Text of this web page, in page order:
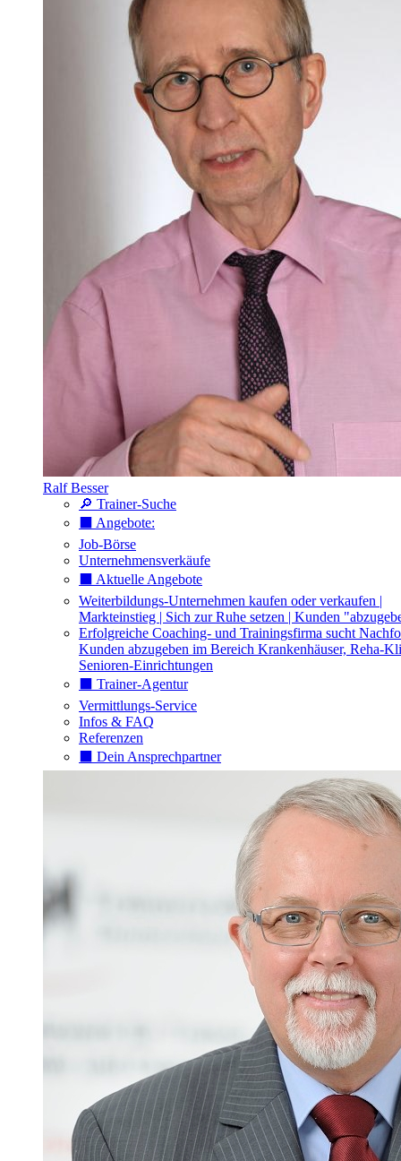
Ralf Besser
🔎 Trainer-Suche
⬛️ Angebote:
Job-Börse
Unternehmensverkäufe
⬛️ Aktuelle Angebote
Weiterbildungs-Unternehmen kaufen oder verkaufen |
Markteinstieg | Sich zur Ruhe setzen | Kunden
Erfolgreiche Coaching- und Trainingsfirma sucht
Kunden abzugeben im Bereich Krankenhäuser, Reha-
Senioren-Einrichtungen
⬛️ Trainer-Agentur
Vermittlungs-Service
Infos & FAQ
Referenzen
⬛️ Dein Ansprechpartner